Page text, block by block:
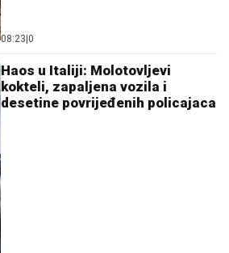
08:23 0
Haos u Italiji: Molotovljevi
kokteli, zapaljena vozila i
desetine povrijeđenih policajaca